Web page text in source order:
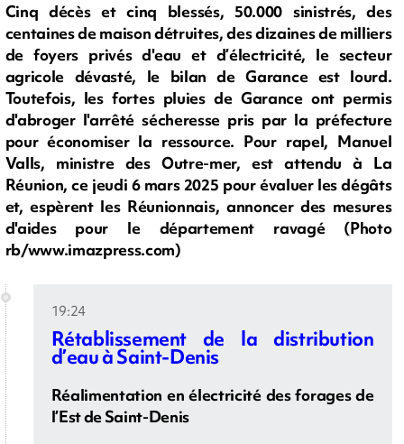
Cinq décès et cinq blessés, 50.000 sinistrés, des
centaines de maison détruites, des dizaines de milliers
de foyers privés d'eau et d’électricité, le secteur
agricole dévasté, le bilan de Garance est lourd.
Toutefois, les fortes pluies de Garance ont permis
d'abroger l'arrêté sécheresse pris par la préfecture
pour économiser la ressource. Pour rapel, Manuel
Valls, ministre des Outre-mer, est attendu à La
Réunion, ce jeudi 6 mars 2025 pour évaluer les dégâts
et, espèrent les Réunionnais, annoncer des mesures
d'aides pour le département ravagé (Photo
rb/www.imazpress.com)
19:24
Rétablissement de la distribution
d’eau à Saint-Denis
Réalimentation en électricité des forages de
l’Est de Saint-Denis